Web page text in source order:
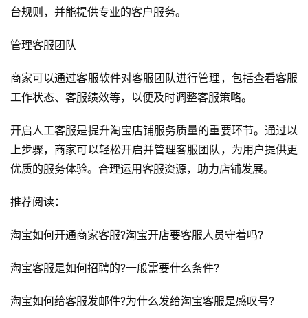
首
自
体
G
O
化
A
观
台规则，并能提供专业的客户服务。
管理客服团队
商家可以通过客服软件对客服团队进行管理，包括查看客服
工作状态、客服绩效等，以便及时调整客服策略。
开启人工客服是提升淘宝店铺服务质量的重要环节。通过以
上步骤，商家可以轻松开启并管理客服团队，为用户提供更
优质的服务体验。合理运用客服资源，助力店铺发展。
推荐阅读：
淘宝如何开通商家客服?淘宝开店要客服人员守着吗?
淘宝客服是如何招聘的?一般需要什么条件?
淘宝如何给客服发邮件?为什么发给淘宝客服是感叹号?